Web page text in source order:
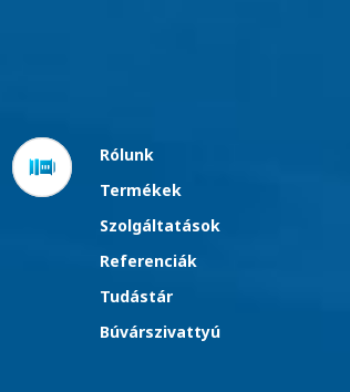
Rólunk
Termékek
Szolgáltatások
Referenciák
Tudástár
Búvárszivattyú